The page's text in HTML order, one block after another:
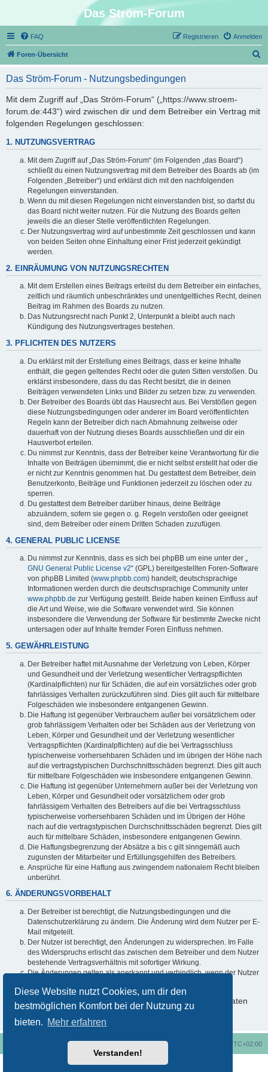
Diese Website nutzt Cookies, um dir den
bestmöglichen Komfort bei der Nutzung zu
bieten. Mehr erfahren
Verstanden!
Das Ström-Forum
FAQ Anmelden
Registrieren
Foren-Übersicht
Das Ström-Forum - Nutzungsbedingungen
Mit dem Zugriff auf „Das Ström-Forum“ („https://www.stroem-
forum.de:443“) wird zwischen dir und dem Betreiber ein Vertrag mit
folgenden Regelungen geschlossen:
1. NUTZUNGSVERTRAG
Mit dem Zugriff auf „Das Ström-Forum“ (im Folgenden „das Board“)
schließt du einen Nutzungsvertrag mit dem Betreiber des Boards ab (im
Folgenden „Betreiber“) und erklärst dich mit den nachfolgenden
Regelungen einverstanden.
Wenn du mit diesen Regelungen nicht einverstanden bist, so darfst du
das Board nicht weiter nutzen. Für die Nutzung des Boards gelten
jeweils die an dieser Stelle veröffentlichten Regelungen.
Der Nutzungsvertrag wird auf unbestimmte Zeit geschlossen und kann
von beiden Seiten ohne Einhaltung einer Frist jederzeit gekündigt
werden.
2. EINRÄUMUNG VON NUTZUNGSRECHTEN
Mit dem Erstellen eines Beitrags erteilst du dem Betreiber ein einfaches,
zeitlich und räumlich unbeschränktes und unentgeltliches Recht, deinen
Beitrag im Rahmen des Boards zu nutzen.
Das Nutzungsrecht nach Punkt 2, Unterpunkt a bleibt auch nach
Kündigung des Nutzungsvertrages bestehen.
3. PFLICHTEN DES NUTZERS
Du erklärst mit der Erstellung eines Beitrags, dass er keine Inhalte
enthält, die gegen geltendes Recht oder die guten Sitten verstoßen. Du
erklärst insbesondere, dass du das Recht besitzt, die in deinen
Beiträgen verwendeten Links und Bilder zu setzen bzw. zu verwenden.
Der Betreiber des Boards übt das Hausrecht aus. Bei Verstößen gegen
diese Nutzungsbedingungen oder anderer im Board veröffentlichten
Regeln kann der Betreiber dich nach Abmahnung zeitweise oder
dauerhaft von der Nutzung dieses Boards ausschließen und dir ein
Hausverbot erteilen.
Du nimmst zur Kenntnis, dass der Betreiber keine Verantwortung für die
Inhalte von Beiträgen übernimmt, die er nicht selbst erstellt hat oder die
er nicht zur Kenntnis genommen hat. Du gestattest dem Betreiber, dein
Benutzerkonto, Beiträge und Funktionen jederzeit zu löschen oder zu
sperren.
Du gestattest dem Betreiber darüber hinaus, deine Beiträge
abzuändern, sofern sie gegen o. g. Regeln verstoßen oder geeignet
sind, dem Betreiber oder einem Dritten Schaden zuzufügen.
4. GENERAL PUBLIC LICENSE
Du nimmst zur Kenntnis, dass es sich bei phpBB um eine unter der „
GNU General Public License v2“ (GPL) bereitgestellten Foren-Software
von phpBB Limited (www.phpbb.com) handelt; deutschsprachige
Informationen werden durch die deutschsprachige Community unter
www.phpbb.de zur Verfügung gestellt. Beide haben keinen Einfluss auf
die Art und Weise, wie die Software verwendet wird. Sie können
insbesondere die Verwendung der Software für bestimmte Zwecke nicht
untersagen oder auf Inhalte fremder Foren Einfluss nehmen.
5. GEWÄHRLEISTUNG
Der Betreiber haftet mit Ausnahme der Verletzung von Leben, Körper
und Gesundheit und der Verletzung wesentlicher Vertragspflichten
(Kardinalpflichten) nur für Schäden, die auf ein vorsätzliches oder grob
fahrlässiges Verhalten zurückzuführen sind. Dies gilt auch für mittelbare
Folgeschäden wie insbesondere entgangenen Gewinn.
Die Haftung ist gegenüber Verbrauchern außer bei vorsätzlichem oder
grob fahrlässigem Verhalten oder bei Schäden aus der Verletzung von
Leben, Körper und Gesundheit und der Verletzung wesentlicher
Vertragspflichten (Kardinalpflichten) auf die bei Vertragsschluss
typischerweise vorhersehbaren Schäden und im übrigen der Höhe nach
auf die vertragstypischen Durchschnittsschäden begrenzt. Dies gilt auch
für mittelbare Folgeschäden wie insbesondere entgangenen Gewinn.
Die Haftung ist gegenüber Unternehmern außer bei der Verletzung von
Leben, Körper und Gesundheit oder vorsätzlichem oder grob
fahrlässigem Verhalten des Betreibers auf die bei Vertragsschluss
typischerweise vorhersehbaren Schäden und im Übrigen der Höhe
nach auf die vertragstypischen Durchschnittsschäden begrenzt. Dies gilt
auch für mittelbare Schäden, insbesondere entgangenen Gewinn.
Die Haftungsbegrenzung der Absätze a bis c gilt sinngemäß auch
zugunsten der Mitarbeiter und Erfüllungsgehilfen des Betreibers.
Ansprüche für eine Haftung aus zwingendem nationalem Recht bleiben
unberührt.
6. ÄNDERUNGSVORBEHALT
Der Betreiber ist berechtigt, die Nutzungsbedingungen und die
Datenschutzerklärung zu ändern. Die Änderung wird dem Nutzer per E-
Mail mitgeteilt.
Der Nutzer ist berechtigt, den Änderungen zu widersprechen. Im Falle
des Widerspruchs erlischt das zwischen dem Betreiber und dem Nutzer
bestehende Vertragsverhältnis mit sofortiger Wirkung.
Die Änderungen gelten als anerkannt und verbindlich, wenn der Nutzer
Informationen über den Umgang mit deinen persönlichen Daten
sind in der Datenschutzerklärung enthalten.
Foren-Übersicht UTC+02:00
Alle Cookies löschen
Nutzungsbedingungen
Datenschutzerklärung